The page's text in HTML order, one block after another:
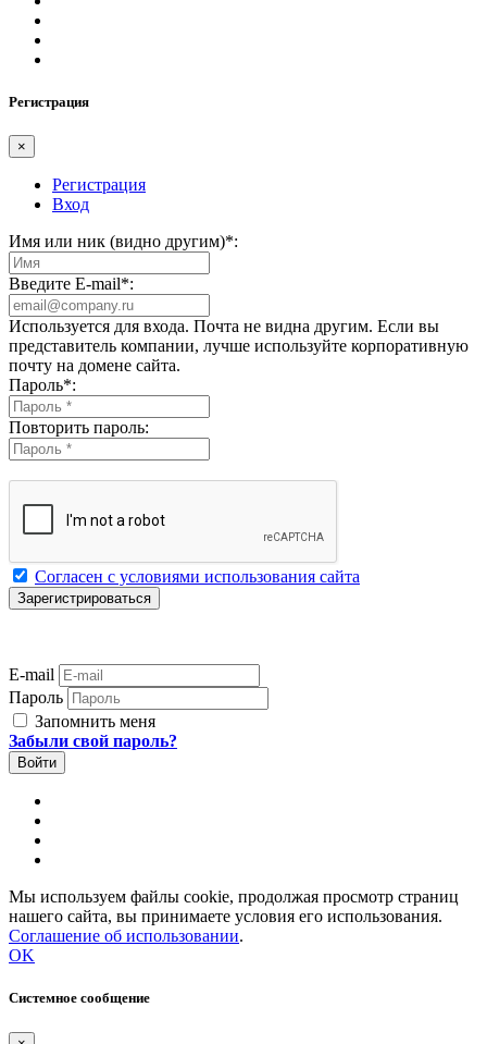
Регистрация
×
Регистрация
Вход
Имя или ник (видно другим)*:
Введите E-mail*:
Используется для входа. Почта не видна другим. Если вы
представитель компании, лучше используйте корпоративную
почту на домене сайта.
Пароль*:
Повторить пароль:
Согласен с условиями использования сайта
E-mail
Пароль
Запомнить меня
Забыли свой пароль?
Мы используем файлы cookie, продолжая просмотр страниц
нашего сайта, вы принимаете условия его использования.
Соглашение об использовании.
OK
Системное сообщение